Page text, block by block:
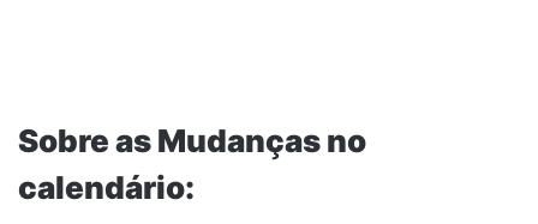
Sobre as Mudanças no
calendário: